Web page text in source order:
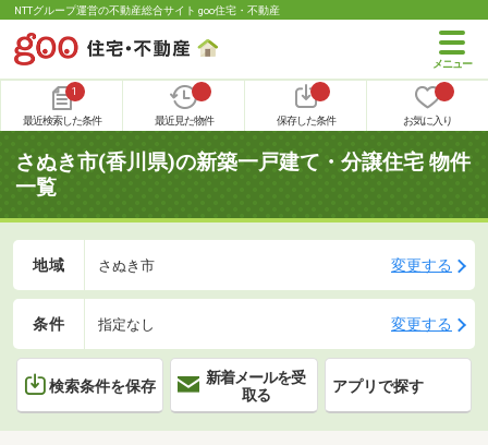
NTTグループ運営の不動産総合サイト goo住宅・不動産
1
最近検索した条件 最近見た物件 保存した条件 お気に入り
さぬき市(香川県)の新築一戸建て・分譲住宅 物件
一覧
地域 さぬき市 変更する
条件 指定なし 変更する
検索条件を保存
新着メールを受
取る
アプリで探す